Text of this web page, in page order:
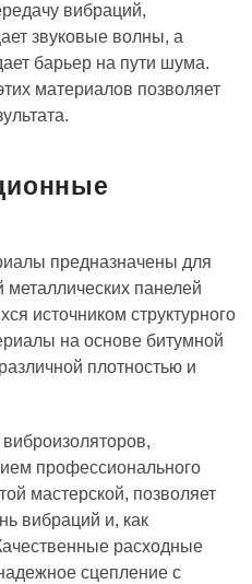
вибраций,
звуковые волны, а
барьер на пути шума.
материалов позволяет
предназначены для
панелей
источником структурного
на основе битумной
плотностью и
профессионального
мастерской, позволяет
вибраций и, как
расходные
сцепление с